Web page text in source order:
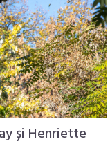
și Henriette